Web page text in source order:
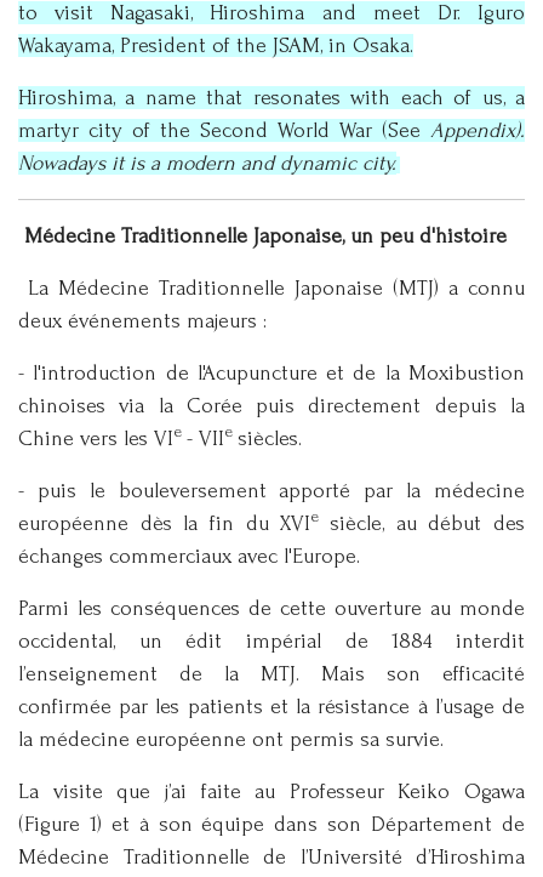
to visit Nagasaki, Hiroshima and meet Dr. Iguro
Wakayama, President of the JSAM, in Osaka.
Hiroshima, a name that resonates with each of us, a
martyr city of the Second World War (See Appendix).
Nowadays it is a modern and dynamic city.
Médecine Traditionnelle Japonaise, un peu d'histoire
La Médecine Traditionnelle Japonaise (MTJ) a connu
deux événements majeurs :
- l'introduction de l'Acupuncture et de la Moxibustion
chinoises via la Corée puis directement depuis la
Chine vers les VIe - VIIe siècles.
- puis le bouleversement apporté par la médecine
européenne dès la fin du XVIe siècle, au début des
échanges commerciaux avec l'Europe.
Parmi les conséquences de cette ouverture au monde
occidental, un édit impérial de 1884 interdit
l’enseignement de la MTJ. Mais son efficacité
confirmée par les patients et la résistance à l’usage de
la médecine européenne ont permis sa survie.
La visite que j’ai faite au Professeur Keiko Ogawa
(Figure 1) et à son équipe dans son Département de
Médecine Traditionnelle de l’Université d’Hiroshima